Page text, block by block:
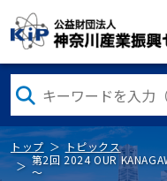
トップ
トピックス
第2回 2024 OUR
～